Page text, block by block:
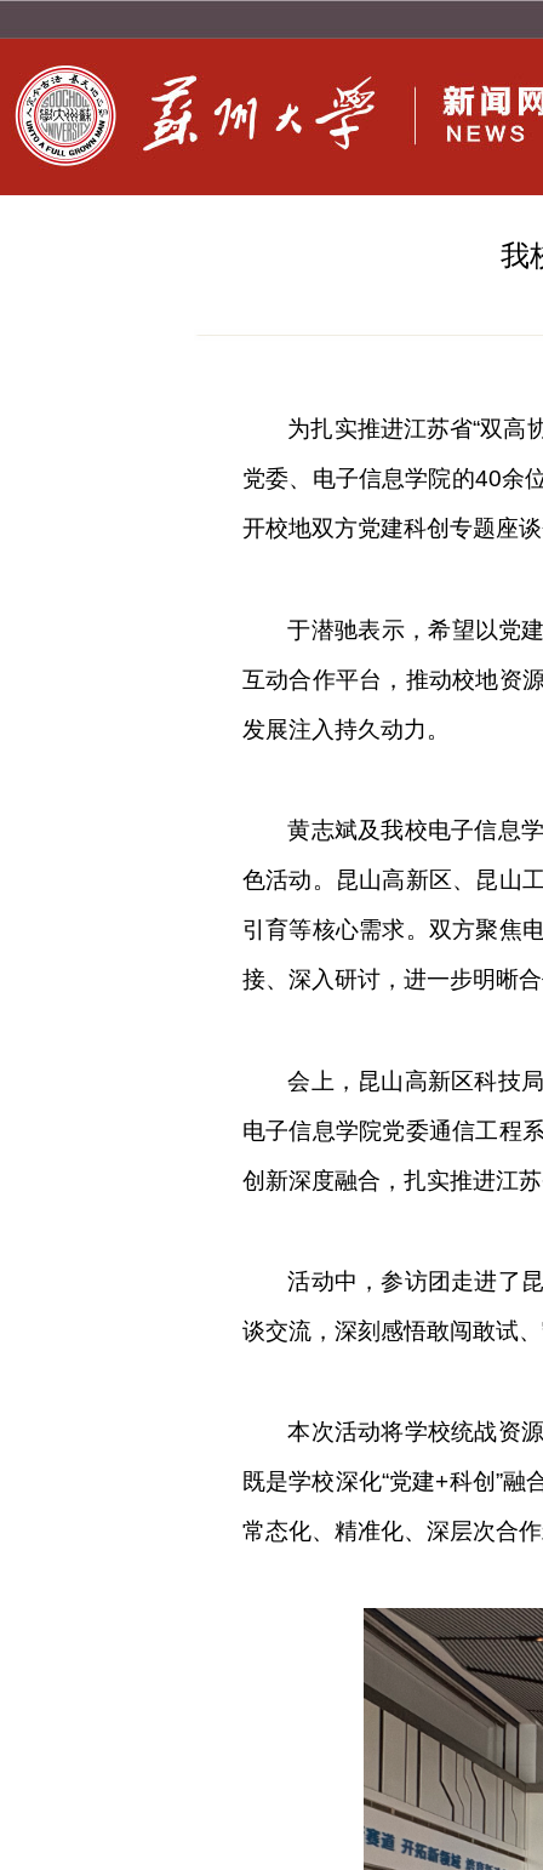
我
为扎实推进江苏省“双高
党委、电子信息学院的40余
开校地双方党建科创专题座
于潜驰表示，希望以党
互动合作平台，推动校地资
发展注入持久动力。
黄志斌及我校电子信息
色活动。 昆山高新区、昆山
引育等核心需求。 双方聚焦
接、深入研讨，进一步明晰
会上，昆山高新区科技
电子信息学院党委通信工程
创新深度融合，扎实推进江
活动中，参访团走进了
谈交流， 深刻感悟敢闯敢试、
本次活动将学校统战资
既是学校深化“党建+科创”
常态化、精准化、深层次合